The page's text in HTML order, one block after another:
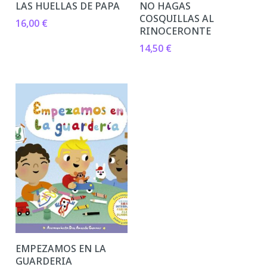
LAS HUELLAS DE PAPA
16,00 €
NO HAGAS
COSQUILLAS AL
RINOCERONTE
14,50 €
EMPEZAMOS EN LA
GUARDERIA